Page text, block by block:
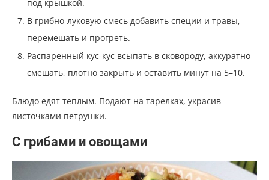
под крышкой.
В грибно-луковую смесь добавить специи и травы,
перемешать и прогреть.
Распаренный кус-кус всыпать в сковороду, аккуратно
смешать, плотно закрыть и оставить минут на 5–10.
Блюдо едят теплым. Подают на тарелках, украсив
листочками петрушки.
С грибами и овощами